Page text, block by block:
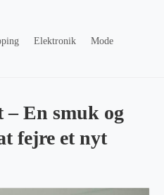
Elektronik
Mode
– En smuk og
fejre et nyt